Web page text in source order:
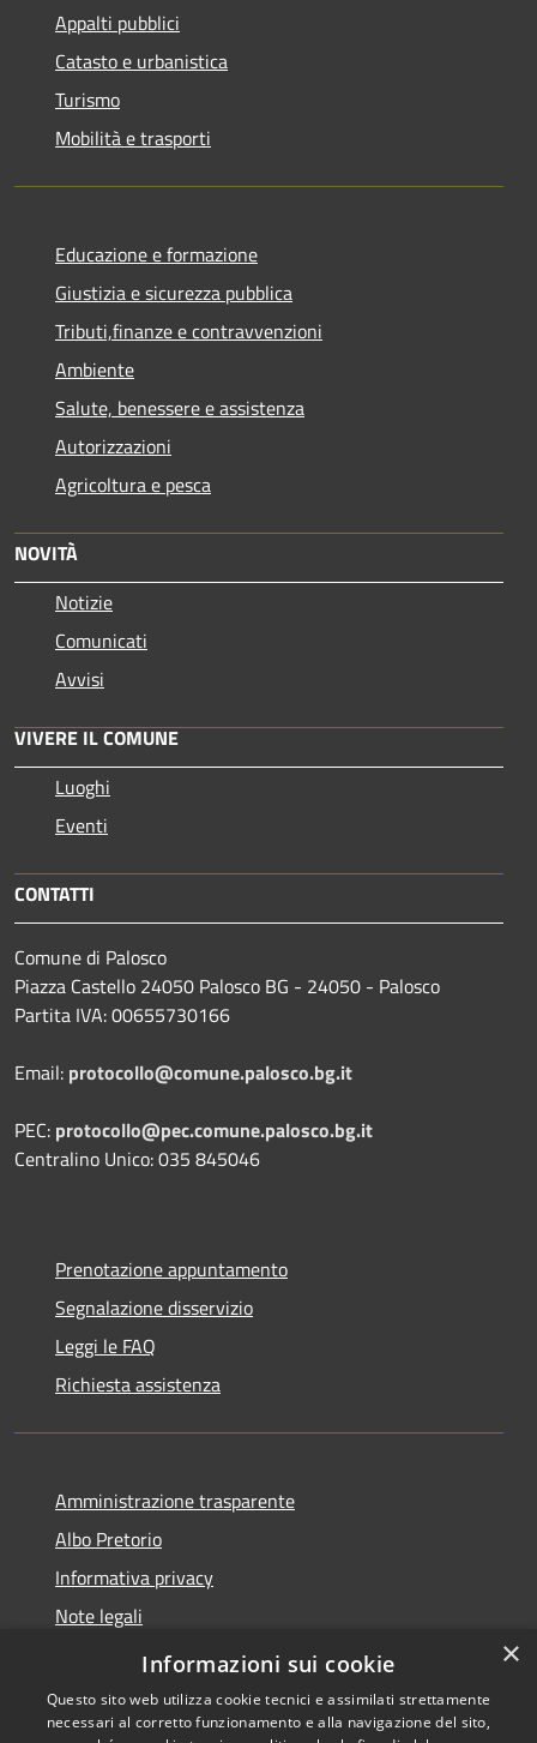
Appalti pubblici
Catasto e urbanistica
Turismo
Mobilità e trasporti
Educazione e formazione
Giustizia e sicurezza pubblica
Tributi,finanze e contravvenzioni
Ambiente
Salute, benessere e assistenza
Autorizzazioni
Agricoltura e pesca
NOVITÀ
Notizie
Comunicati
Avvisi
VIVERE IL COMUNE
Luoghi
Eventi
CONTATTI
Comune di Palosco
Piazza Castello 24050 Palosco BG - 24050 - Palosco
Partita IVA: 00655730166
Email: protocollo@comune.palosco.bg.it
PEC: protocollo@pec.comune.palosco.bg.it
Centralino Unico: 035 845046
Prenotazione appuntamento
Segnalazione disservizio
Leggi le FAQ
Richiesta assistenza
Amministrazione trasparente
Albo Pretorio
Informativa privacy
Note legali
Dichiarazione di accessibilità
×
Informazioni sui cookie
Questo sito web utilizza cookie tecnici e assimilati strettamente
necessari al corretto funzionamento e alla navigazione del sito,